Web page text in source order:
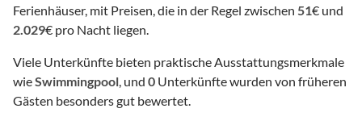
Ferienhäuser, mit Preisen, die in der Regel zwischen 51€ und
2.029€ pro Nacht liegen.
Viele Unterkünfte bieten praktische Ausstattungsmerkmale
wieSwimmingpool, und 0 Unterkünfte wurden von früheren
Gästen besonders gut bewertet.